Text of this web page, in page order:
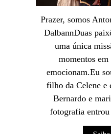
Prazer, somos
DalbannDuas
uma única
momentos
emocionam.Eu
filho da Celene e
Bernardo e
fotografia